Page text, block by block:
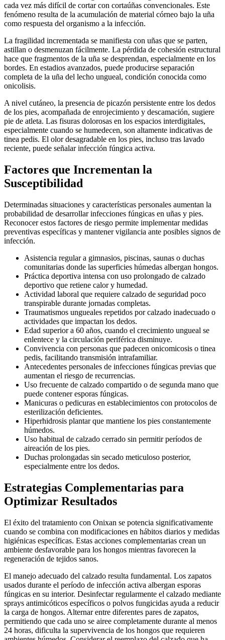
cada vez más difícil de cortar con cortaúñas convencionales. Este
fenómeno resulta de la acumulación de material córneo bajo la uña
como respuesta del organismo a la infección.
La fragilidad incrementada se manifiesta con uñas que se parten,
astillan o desmenuzan fácilmente. La pérdida de cohesión estructural
hace que fragmentos de la uña se desprendan, especialmente en los
bordes. En estadios avanzados, puede producirse separación
completa de la uña del lecho ungueal, condición conocida como
onicolisis.
A nivel cutáneo, la presencia de picazón persistente entre los dedos
de los pies, acompañada de enrojecimiento y descamación, sugiere
pie de atleta. Las fisuras dolorosas en los espacios interdigitales,
especialmente cuando se humedecen, son altamente indicativas de
tinea pedis. El olor desagradable en los pies, incluso tras lavado
reciente, puede señalar infección fúngica activa.
Factores que Incrementan la
Susceptibilidad
Determinadas situaciones y características personales aumentan la
probabilidad de desarrollar infecciones fúngicas en uñas y pies.
Reconocer estos factores de riesgo permite implementar medidas
preventivas específicas y mantener vigilancia ante posibles signos de
infección.
Asistencia regular a gimnasios, piscinas, saunas o duchas
comunitarias donde las superficies húmedas albergan hongos.
Práctica deportiva intensa con uso prolongado de calzado
deportivo que retiene calor y humedad.
Actividad laboral que requiere calzado de seguridad poco
transpirable durante jornadas completas.
Traumatismos ungueales repetidos por calzado inadecuado o
actividades que impactan los dedos.
Edad superior a 60 años, cuando el crecimiento ungueal se
enlentece y la circulación periférica disminuye.
Convivencia con personas que padecen onicomicosis o tinea
pedis, facilitando transmisión intrafamiliar.
Antecedentes personales de infecciones fúngicas previas que
aumentan el riesgo de recurrencias.
Uso frecuente de calzado compartido o de segunda mano que
puede contener esporas fúngicas.
Manicuras o pedicuras en establecimientos con protocolos de
esterilización deficientes.
Hiperhidrosis plantar que mantiene los pies constantemente
húmedos.
Uso habitual de calzado cerrado sin permitir períodos de
aireación de los pies.
Duchas prolongadas sin secado meticuloso posterior,
especialmente entre los dedos.
Estrategias Complementarias para
Optimizar Resultados
El éxito del tratamiento con Onixan se potencia significativamente
cuando se combina con modificaciones en hábitos diarios y medidas
higiénicas específicas. Estas acciones complementarias crean un
ambiente desfavorable para los hongos mientras favorecen la
regeneración de tejidos sanos.
El manejo adecuado del calzado resulta fundamental. Los zapatos
usados durante el período de infección activa albergan esporas
fúngicas en su interior. Desinfectar regularmente el calzado mediante
sprays antimicóticos específicos o polvos fungicidas ayuda a reducir
la carga de hongos. Alternar entre diferentes pares de zapatos,
permitiendo que cada uno se airee completamente durante al menos
24 horas, dificulta la supervivencia de los hongos que requieren